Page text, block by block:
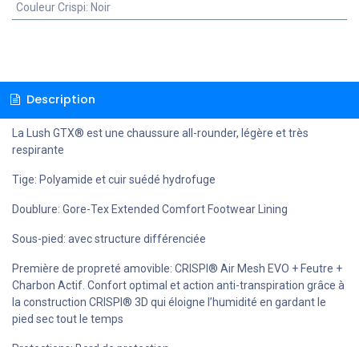
Couleur Crispi: Noir
Description
La Lush GTX® est une chaussure all-rounder, légère et très
respirante
Tige: Polyamide et cuir suédé hydrofuge
Doublure: Gore-Tex Extended Comfort Footwear Lining
Sous-pied: avec structure différenciée
Première de propreté amovible: CRISPI® Air Mesh EVO + Feutre +
Charbon Actif. Confort optimal et action anti-transpiration grâce à
la construction CRISPI® 3D qui éloigne l’humidité en gardant le
pied sec tout le temps